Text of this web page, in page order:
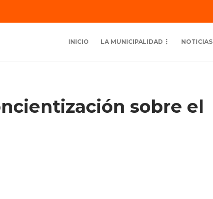
INICIO LA MUNICIPALIDAD NOTICIAS
sobre el